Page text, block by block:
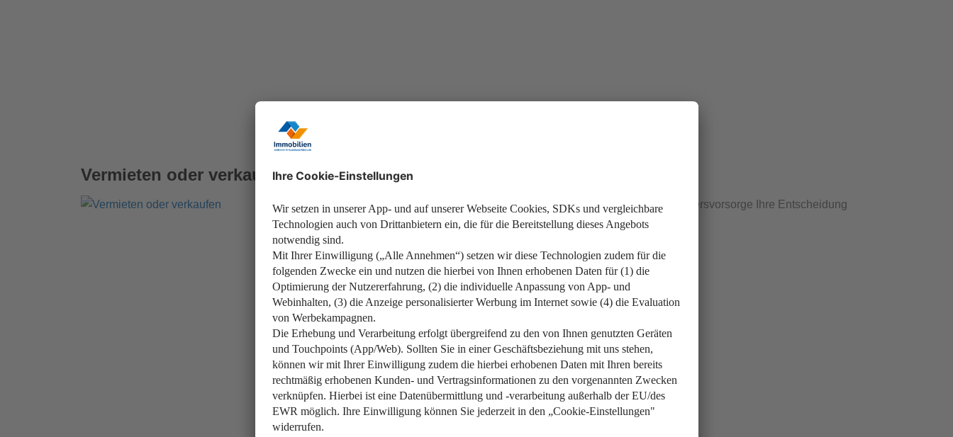
Vermieten oder verkaufen
Erfahren Sie, wie Mietrendite, Steuern & Altersvorsorge Ihre Entscheidung
prägen.
Weiterlesen